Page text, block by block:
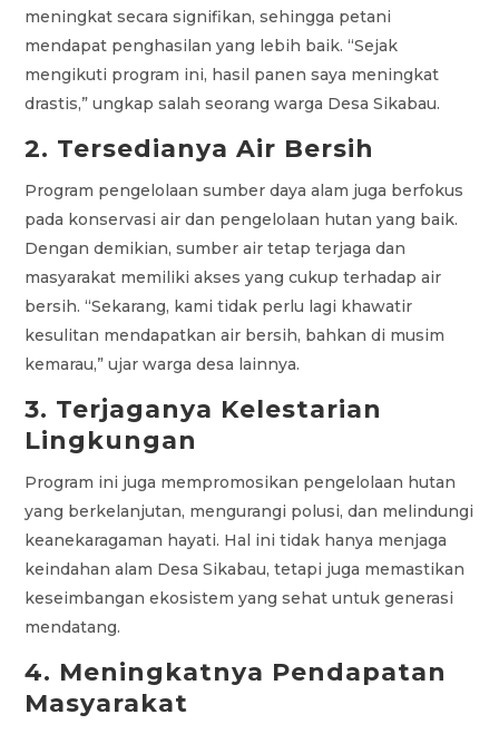
meningkat secara signifikan, sehingga petani
mendapat penghasilan yang lebih baik. “Sejak
mengikuti program ini, hasil panen saya meningkat
drastis,” ungkap salah seorang warga Desa Sikabau.
2. Tersedianya Air Bersih
Program pengelolaan sumber daya alam juga berfokus
pada konservasi air dan pengelolaan hutan yang baik.
Dengan demikian, sumber air tetap terjaga dan
masyarakat memiliki akses yang cukup terhadap air
bersih. “Sekarang, kami tidak perlu lagi khawatir
kesulitan mendapatkan air bersih, bahkan di musim
kemarau,” ujar warga desa lainnya.
3. Terjaganya Kelestarian
Lingkungan
Program ini juga mempromosikan pengelolaan hutan
yang berkelanjutan, mengurangi polusi, dan melindungi
keanekaragaman hayati. Hal ini tidak hanya menjaga
keindahan alam Desa Sikabau, tetapi juga memastikan
keseimbangan ekosistem yang sehat untuk generasi
mendatang.
4. Meningkatnya Pendapatan
Masyarakat